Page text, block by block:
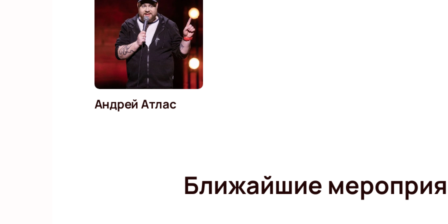
Андрей Атлас
Ближайшие